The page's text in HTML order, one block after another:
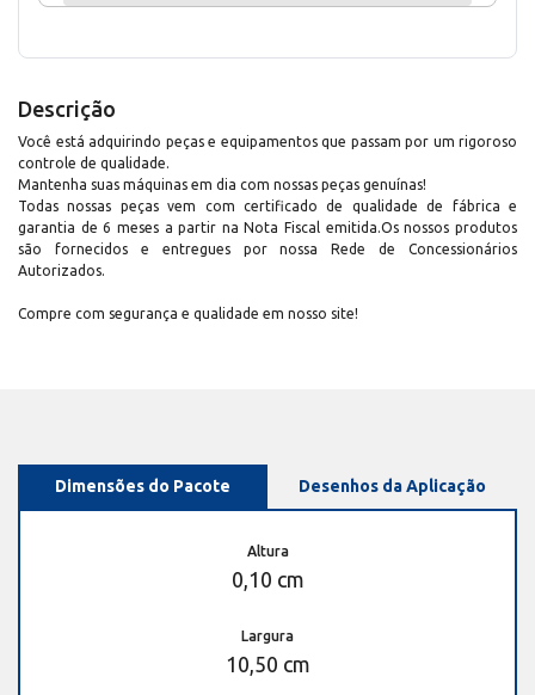
Descrição
Você está adquirindo peças e equipamentos que passam por um rigoroso
controle de qualidade.
Mantenha suas máquinas em dia com nossas peças genuínas!
Todas nossas peças vem com certificado de qualidade de fábrica e
garantia de 6 meses a partir na Nota Fiscal emitida.Os nossos produtos
são fornecidos e entregues por nossa Rede de Concessionários
Autorizados.
Compre com segurança e qualidade em nosso site!
Dimensões do Pacote Desenhos da Aplicação
Altura
0,10 cm
Largura
10,50 cm